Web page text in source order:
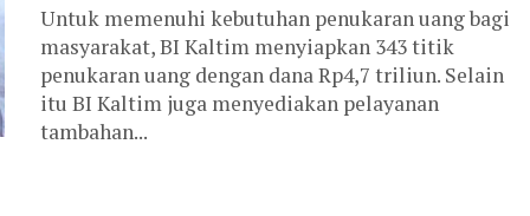
Untuk memenuhi kebutuhan penukaran uang bagi
masyarakat, BI Kaltim menyiapkan 343 titik
penukaran uang dengan dana Rp4,7 triliun. Selain
itu BI Kaltim juga menyediakan pelayanan
tambahan...